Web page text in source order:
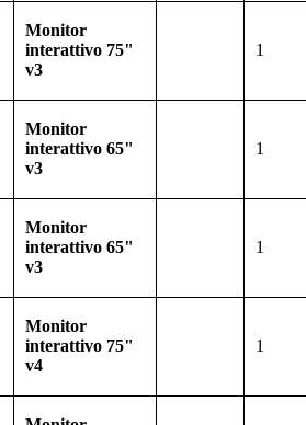
Monitor
interattivo 75"
v3
1
Monitor
interattivo 65"
v3
1
Monitor
interattivo 65"
v3
1
Monitor
interattivo 75"
v4
1